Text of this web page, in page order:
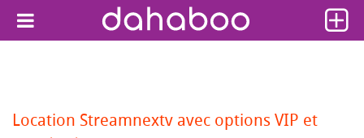
Location Streamnextv avec options VIP et